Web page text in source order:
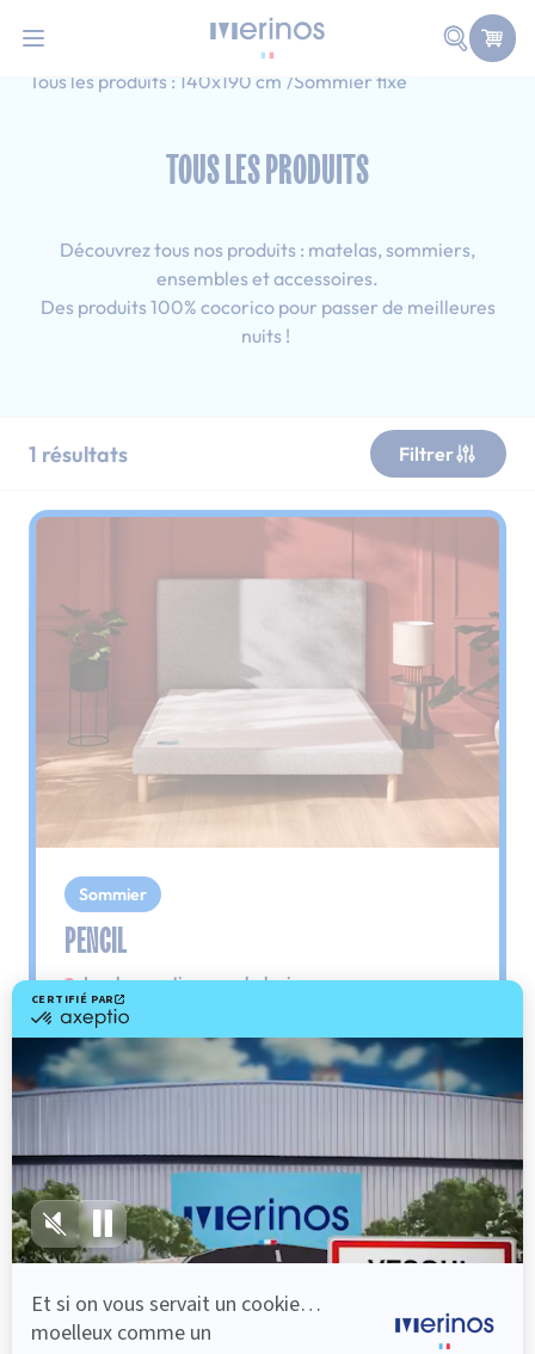
Faire
Accueil
Adulte
Tous les produits : 140x190 cm Sommier fixe
TOUS LES PRODUITS
Découvrez tous nos produits : matelas, sommiers,
ensembles et accessoires.
Des produits 100% cocorico pour passer de meilleures
nuits !
1 résultats Filtrer
Sommier
PENCIL
Le plus : soutien morphologique
Grâce à ses 3 zones de confort, le sommier
Pencil vous assure tout son soutien. Avec les
épaules, le dos et le bassin qui reposent sur ses
lattes, vous évitez les douleurs au petit matin.
501,00 €
Découvrir